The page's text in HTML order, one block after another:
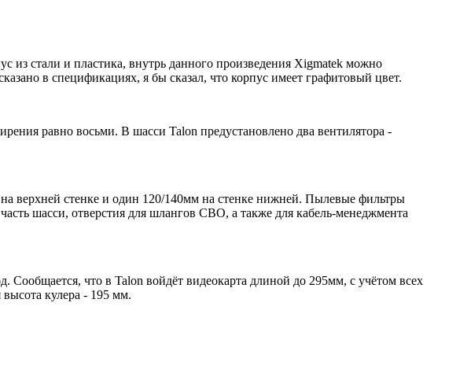
из стали и пластика, внутрь данного произведения Xigmatek можно
в спецификациях, я бы сказал, что корпус имеет графитовый цвет.
равно восьми. В шасси Talon предустановлено два вентилятора -
верхней стенке и один 120/140мм на стенке нижней. Пылевые фильтры
шасси, отверстия для шлангов СВО, а также для кабель-менеджмента
что в Talon войдёт видеокарта длиной до 295мм, с учётом всех
кулера - 195 мм.